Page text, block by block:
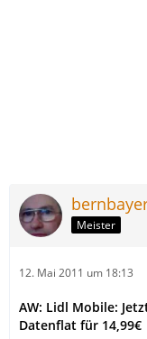
Meister
12. Mai 2011 um 18:13
AW: Lidl Mobile:
Datenflat für 14,99€